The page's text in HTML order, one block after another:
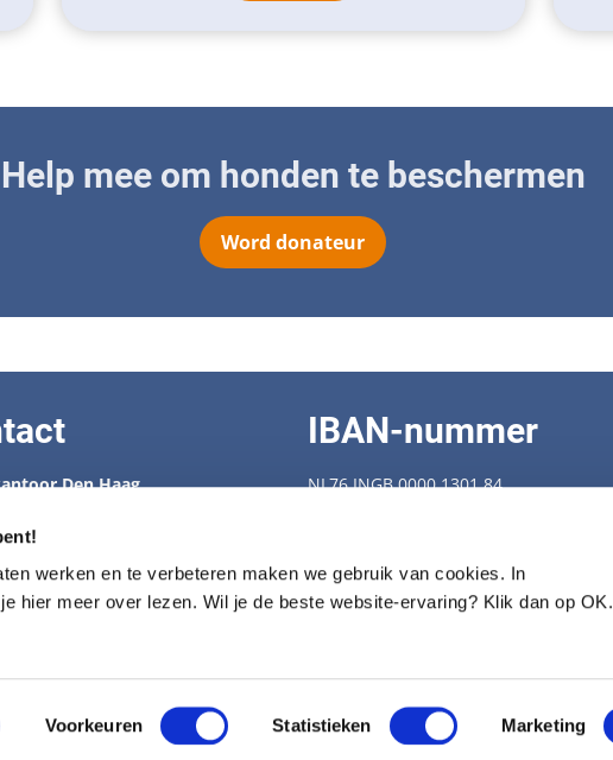
werken en te verbeteren maken we gebruik van cookies. In
hier meer over lezen. Wil je de beste website-ervaring? Klik dan op OK.
Voorkeuren Statistieken Marketing
Help mee om honden te beschermen
Word donateur
Den Haag
voor seniorhonden
430100
IBAN-nummer
NL76 INGB 0000 1301 84
Fiscaal nummer: 28.72.274
Privacy statement